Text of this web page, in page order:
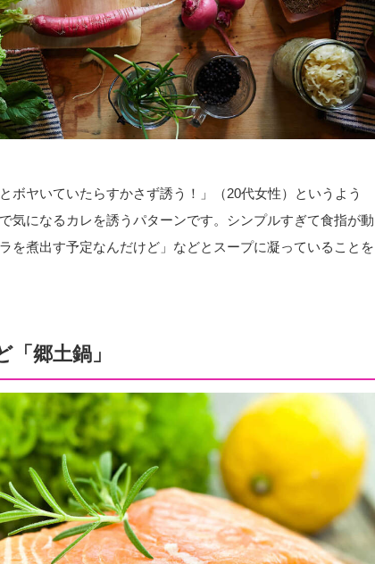
ボヤいていたらすかさず誘う！」（20代女性）というよう
気になるカレを誘うパターンです。シンプルすぎて食指が動
を煮出す予定なんだけど」などとスープに凝っていることを
郷土鍋」